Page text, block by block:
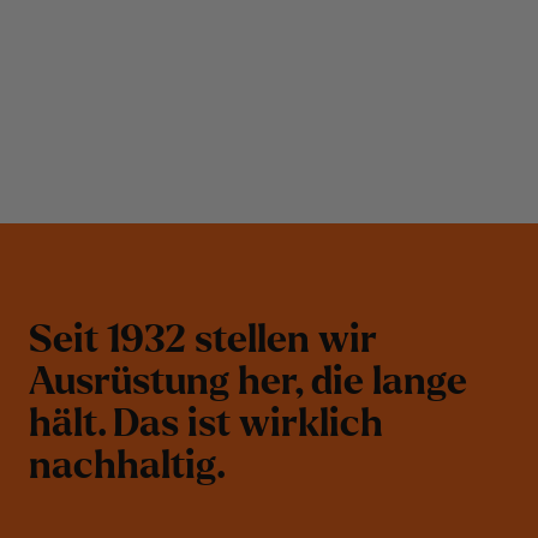
Seit 1932 stellen wir
Ausrüstung her, die lange
hält. Das ist wirklich
nachhaltig.